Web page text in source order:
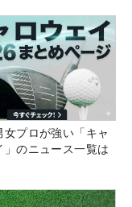
女プロが強い「キャ
」のニュース一覧は